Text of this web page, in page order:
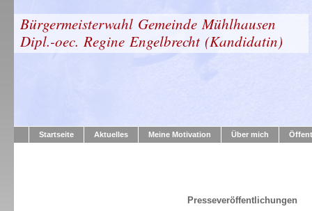
Bürgermeisterwahl Gemeinde Mühlhausen
Dipl.-oec. Regine Engelbrecht (Kandidatin)
Startseite Aktuelles Meine Motivation Über mich
Presseveröffentlichungen